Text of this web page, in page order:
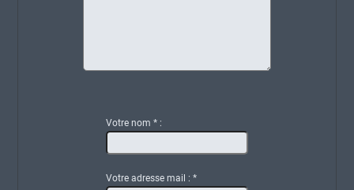
Votre nom* :
Votre adresse mail :*